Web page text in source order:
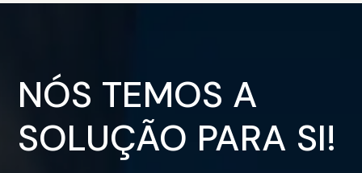
NÓS TEMOS A
SOLUÇÃO PARA SI!